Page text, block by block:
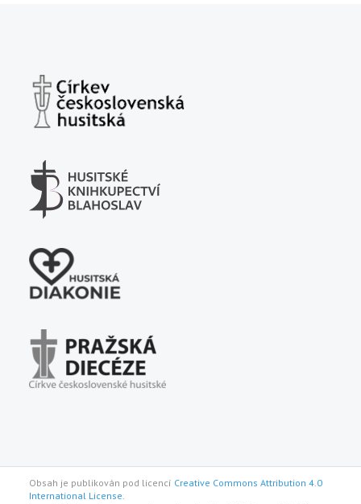
Obsah je publikován pod licencí Creative Commons Attribution 4.0
International License.